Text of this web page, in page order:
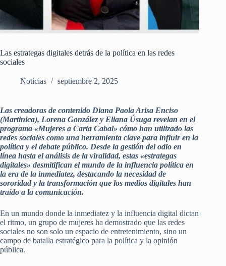
Las estrategas digitales detrás de la política en las redes
sociales
Noticias septiembre 2, 2025
Las creadoras de contenido Diana Paola Arisa Enciso
(Martinica), Lorena González y Eliana Úsuga revelan en el
programa «Mujeres a Carta Cabal» cómo han utilizado las
redes sociales como una herramienta clave para influir en la
política y el debate público. Desde la gestión del odio en
línea hasta el análisis de la viralidad, estas «estrategas
digitales» desmitifican el mundo de la influencia política en
la era de la inmediatez, destacando la necesidad de
sororidad y la transformación que los medios digitales han
traído a la comunicación.
En un mundo donde la inmediatez y la influencia digital dictan
el ritmo, un grupo de mujeres ha demostrado que las redes
sociales no son solo un espacio de entretenimiento, sino un
campo de batalla estratégico para la política y la opinión
pública.